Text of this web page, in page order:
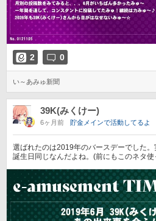
2 0
い～あみゅ新聞
39K(みくけー)
6ヶ月前 貯金メインで活動してるよ
選ばれたのは2019年のバースデーでした
誕生日同じなんだよね。(前にもこのネタ